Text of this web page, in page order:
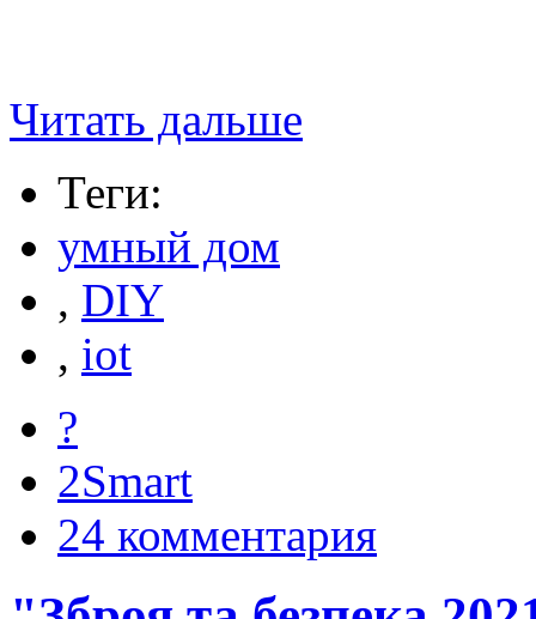
Читать дальше
Теги:
умный дом
, DIY
, iot
?
2Smart
24 комментария